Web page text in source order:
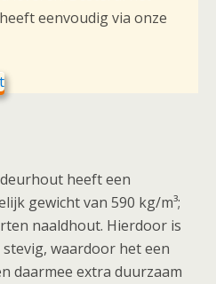
eenvoudig via onze
heeft een
gewicht van 590 kg/m³;
naaldhout. Hierdoor is
waardoor het een
daarmee extra duurzaam